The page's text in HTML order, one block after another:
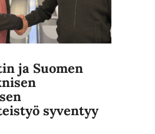
ja Suomen
syventyy